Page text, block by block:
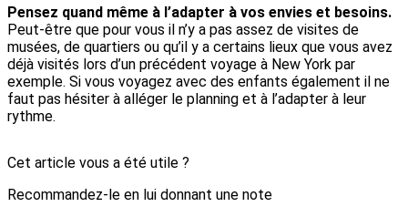
Pensez quand même à l’adapter à vos envies et besoins.
Peut-être que pour vous il n’y a pas assez de visites de
musées, de quartiers ou qu’il y a certains lieux que vous avez
déjà visités lors d’un précédent voyage à New York par
exemple. Si vous voyagez avec des enfants également il ne
faut pas hésiter à alléger le planning et à l’adapter à leur
rythme.
Cet article vous a été utile ?
Recommandez-le en lui donnant une note